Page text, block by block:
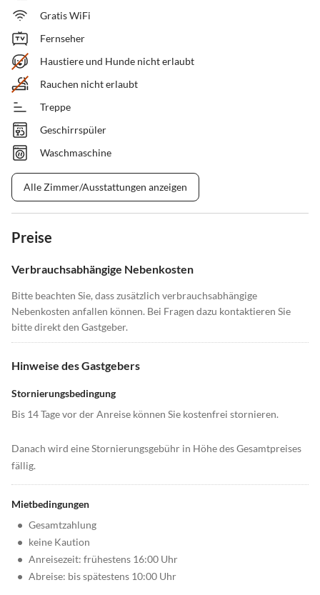
Gratis WiFi
Fernseher
Haustiere und Hunde nicht erlaubt
Rauchen nicht erlaubt
Treppe
Geschirrspüler
Waschmaschine
Alle Zimmer/Ausstattungen anzeigen
Preise
Verbrauchsabhängige Nebenkosten
Bitte beachten Sie, dass zusätzlich verbrauchsabhängige
Nebenkosten anfallen können. Bei Fragen dazu kontaktieren Sie
bitte direkt den Gastgeber.
Hinweise des Gastgebers
Stornierungsbedingung
Bis 14 Tage vor der Anreise können Sie kostenfrei stornieren.
Danach wird eine Stornierungsgebühr in Höhe des Gesamtpreises
fällig.
Mietbedingungen
• Gesamtzahlung
• keine Kaution
• Anreisezeit: frühestens 16:00 Uhr
• Abreise: bis spätestens 10:00 Uhr